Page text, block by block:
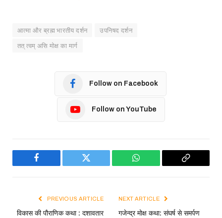
आत्मा और ब्रह्म भारतीय दर्शन
उपनिषद दर्शन
तत् त्वम् असि मोक्ष का मार्ग
Follow on Facebook
Follow on YouTube
Facebook Twitter WhatsApp
Copy
PREVIOUS ARTICLE
विकास की पौराणिक कथा : दशावतार
NEXT ARTICLE
गजेन्द्र मोक्ष कथा: संघर्ष से समर्पण